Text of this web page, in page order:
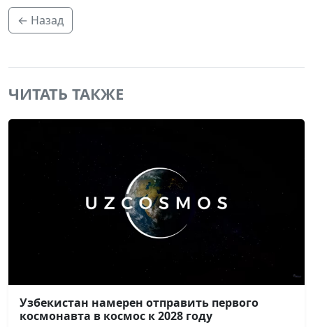
← Назад
ЧИТАТЬ ТАКЖЕ
Узбекистан намерен отправить первого
космонавта в космос к 2028 году